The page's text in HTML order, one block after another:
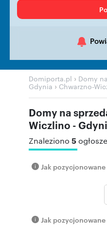
Domiporta.pl › Domy
Gdynia › Chwarzno-
Domy na
Wiczlino -
Znaleziono 5
Jak pozycjonowane
Jak pozycjonowane